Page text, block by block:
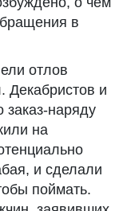
в
отлов
Декабристов и
заказ-наряду
на
и сделали
поймать.